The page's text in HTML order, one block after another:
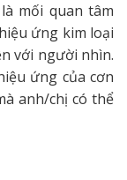
mối quan tâm
ứng kim loại
với người nhìn.
ứng của cơn
anh/chị có thể